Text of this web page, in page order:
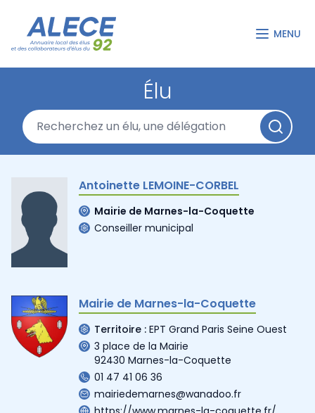
MENU
Élu
Antoinette LEMOINE-CORBEL
Mairie de Marnes-la-Coquette
Conseiller municipal
Mairie de Marnes-la-Coquette
Territoire : EPT Grand Paris Seine Ouest
3 place de la Mairie
92430 Marnes-la-Coquette
01 47 41 06 36
mairiedemarnes@wanadoo.fr